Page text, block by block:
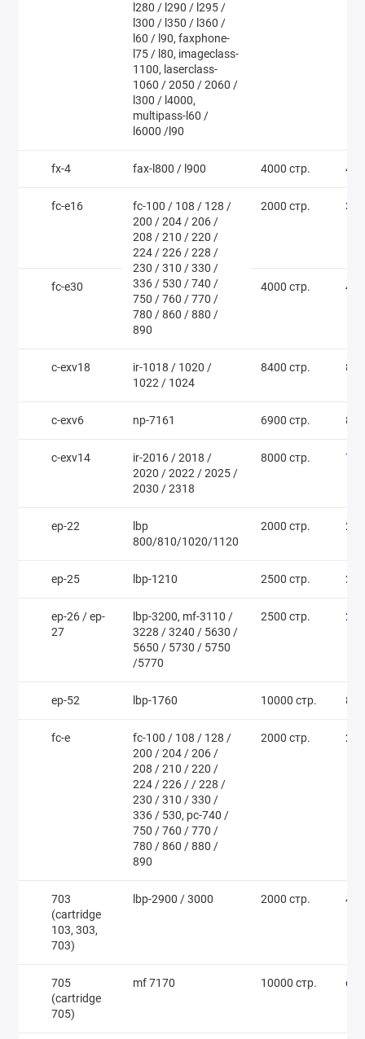
l280 / l290 / l295 /
l300 / l350 / l360 /
l60 / l90, faxphone-
l75 / l80, imageclass-
1100, laserclass-
1060 / 2050 / 2060 /
l300 / l4000,
multipass-l60 /
l6000 /l90
fx-4 fax-l800 / l900 4000 стр.
fc-e16
fc-100 / 108 / 128 /
200 / 204 / 206 /
208 / 210 / 220 /
224 / 226 / 228 /
230 / 310 / 330 /
336 / 530 / 740 /
750 / 760 / 770 /
780 / 860 / 880 /
890
2000 стр.
fc-e30 4000 стр.
c-exv18
ir-1018 / 1020 /
1022 / 1024
8400 стр.
c-exv6 np-7161 6900 стр.
c-exv14
ir-2016 / 2018 /
2020 / 2022 / 2025 /
2030 / 2318
8000 стр.
ep-22
lbp
800/810/1020/1120
2000 стр.
ep-25 lbp-1210 2500 стр.
ep-26 / ep-
27
lbp-3200, mf-3110 /
3228 / 3240 / 5630 /
5650 / 5730 / 5750
/5770
2500 стр.
ep-52 lbp-1760 10000 стр.
fc-e
fc-100 / 108 / 128 /
200 / 204 / 206 /
208 / 210 / 220 /
224 / 226 / / 228 /
230 / 310 / 330 /
336 / 530, pc-740 /
750 / 760 / 770 /
780 / 860 / 880 /
890
2000 стр.
703
(cartridge
103, 303,
703)
lbp-2900 / 3000 2000 стр.
705
(cartridge
705)
mf 7170 10000 стр. call